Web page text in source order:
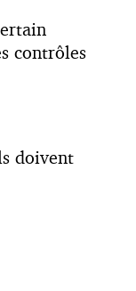
contrôles
doivent